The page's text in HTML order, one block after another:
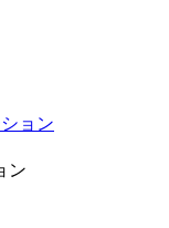
ョン
ン